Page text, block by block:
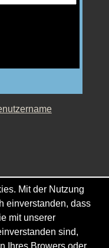
Mit der Nutzung
einverstanden, dass
mit unserer
sind,
Ihres Browers oder